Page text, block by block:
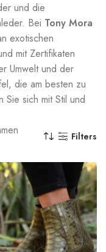
und die
Bei Tony Mora
exotischen
mit Zertifikaten
Umwelt und der
die am besten zu
Sie sich mit Stil und
Filters